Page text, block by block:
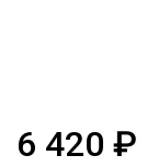
6 420 ₽